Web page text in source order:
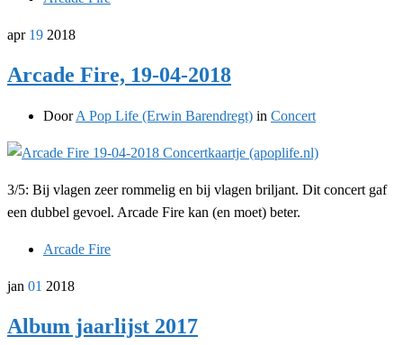
apr 19 2018
Arcade Fire, 19-04-2018
DoorA Pop Life (Erwin Barendregt) in Concert
3/5: Bij vlagen zeer rommelig en bij vlagen briljant. Dit concert gaf
een dubbel gevoel. Arcade Fire kan (en moet) beter.
Arcade Fire
jan 01 2018
Album jaarlijst 2017